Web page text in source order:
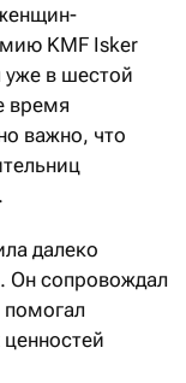
KMF Isker
уже в шестой
время
важно, что
далеко
Он сопровождал
помогал